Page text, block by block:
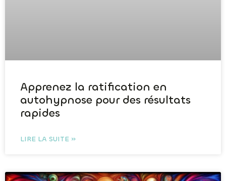
Apprenez la ratification en
autohypnose pour des résultats
rapides
LIRE LA SUITE »